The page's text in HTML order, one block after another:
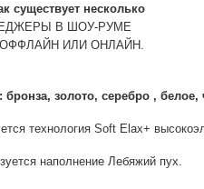
существует несколько
В ШОУ-РУМЕ
ИЛИ ОНЛАЙН.
золото, серебро , белое,
технология Soft Elax+
наполнение Лебяжий пух.